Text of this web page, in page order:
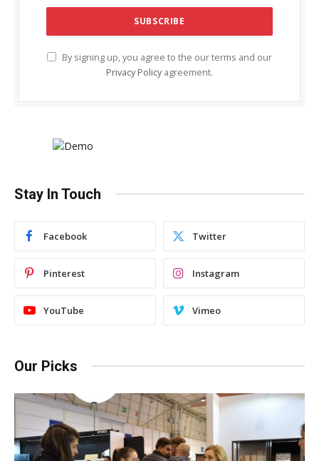
By signing up, you agree to the our terms and our
Privacy Policy agreement.
Stay In Touch
Facebook Twitter
Pinterest Instagram
YouTube Vimeo
Our Picks